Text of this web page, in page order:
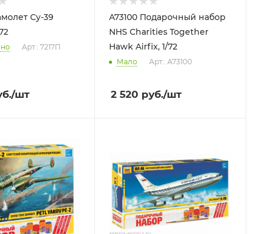
Су-39
Арт.: 7217П
/шт
A73100 Подарочный набор
NHS Charities Together
Hawk Airfix, 1/72
Мало Арт.: A73100
2 520 руб./шт